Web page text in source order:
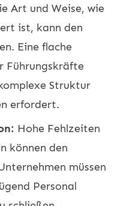
Art und Weise, wie
ist, kann den
Eine flache
Führungskräfte
Struktur
erfordert.
Hohe Fehlzeiten
können den
müssen
Personal